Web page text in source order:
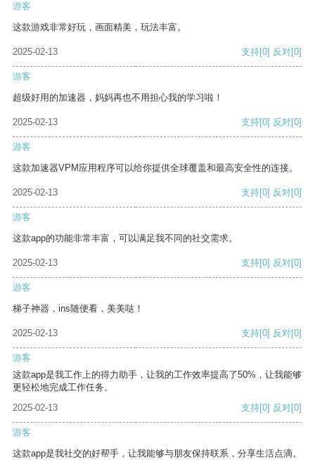
游客
这款游戏非常好玩，画面精美，玩法丰富。
2025-02-13 支持[0] 反对[0]
游客
超级好用的加速器，妈妈再也不用担心我的学习啦！
2025-02-13 支持[0] 反对[0]
游客
这款加速器VPM应用程序可以给你提供全球覆盖和最高安全性的连接。
2025-02-13 支持[0] 反对[0]
游客
这款app的功能非常丰富，可以满足我不同的社交需求。
2025-02-13 支持[0] 反对[0]
游客
梯子神器，ins随便看，美美哒！
2025-02-13 支持[0] 反对[0]
游客
这款app是我工作上的得力助手，让我的工作效率提高了50%，让我能够
更轻松地完成工作任务。
2025-02-13
支持[0] 反对[0]
游客
这款app是我社交的好帮手，让我能够与朋友保持联系，分享生活点滴。